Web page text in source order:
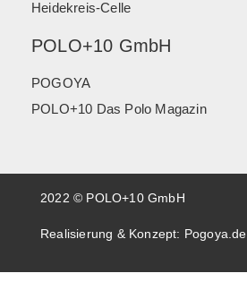
Heidekreis-Celle
POLO+10 GmbH
POGOYA
POLO+10 Das Polo Magazin
2022 © POLO+10 GmbH
Realisierung & Konzept: Pogoya.de